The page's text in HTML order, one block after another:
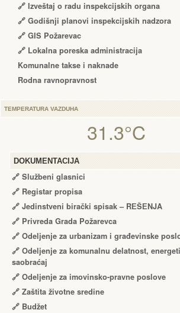
🔗 Izveštaj o radu inspekcijskih organa
🔗 Godišnji planovi inspekcijskih nadzora
🔗 GIS Požarevac
🔗 Lokalna poreska administracija
Komunalne takse i naknade
Rodna ravnopravnost
TEMPERATURA VAZDUHA
31.3°C
DOKUMENTACIJA
🔗 Službeni glasnici
🔗 Registar propisa
🔗 Jedinstveni birački spisak – RЕŠЕNJA
🔗 Privreda Grada Požarevca
🔗 Odeljenje za urbanizam i građevinske
🔗 Odeljenje za komunalnu delatnost,
saobraćaj
🔗 Odeljenje za imovinsko-pravne poslove
🔗 Zaštita životne sredine
🔗 Budžet